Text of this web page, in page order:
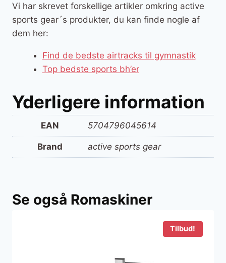
Vi har skrevet forskellige artikler omkring active
sports gear´s produkter, du kan finde nogle af
dem her:
Find de bedste airtracks til gymnastik
Top bedste sports bh’er
Yderligere information
EAN 5704796045614
Brand active sports gear
Se også Romaskiner
Tilbud!